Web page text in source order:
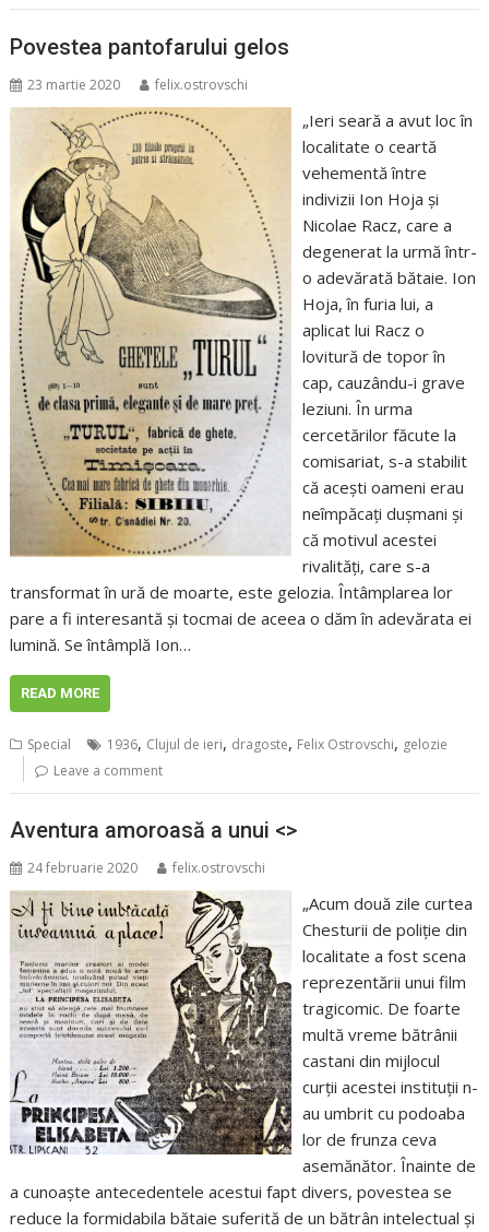
Povestea pantofarului gelos
23 martie 2020 felix.ostrovschi
„Ieri seară a avut loc în
localitate o ceartă
vehementă între
indivizii Ion Hoja și
Nicolae Racz, care a
degenerat la urmă într-
o adevărată bătaie. Ion
Hoja, în furia lui, a
aplicat lui Racz o
lovitură de topor în
cap, cauzându-i grave
leziuni. În urma
cercetărilor făcute la
comisariat, s-a stabilit
că acești oameni erau
neîmpăcați dușmani și
că motivul acestei
rivalități, care s-a
transformat în ură de moarte, este gelozia. Întâmplarea lor
pare a fi interesantă și tocmai de aceea o dăm în adevărata ei
lumină. Se întâmplă Ion…
READ MORE
Special 1936, Clujul de ieri, dragoste, Felix Ostrovschi, gelozie
Leave a comment
Aventura amoroasă a unui <>
24 februarie 2020 felix.ostrovschi
„Acum două zile curtea
Chesturii de poliție din
localitate a fost scena
reprezentării unui film
tragicomic. De foarte
multă vreme bătrânii
castani din mijlocul
curții acestei instituții n-
au umbrit cu podoaba
lor de frunza ceva
asemănător. Înainte de
a cunoaște antecedentele acestui fapt divers, povestea se
reduce la formidabila bătaie suferită de un bătrân intelectual și